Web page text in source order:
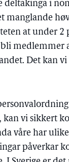
deltakinga i
manglande
at under 2
medlemmer
Det kan vi
kan vi sikkert
våre har
påverkar